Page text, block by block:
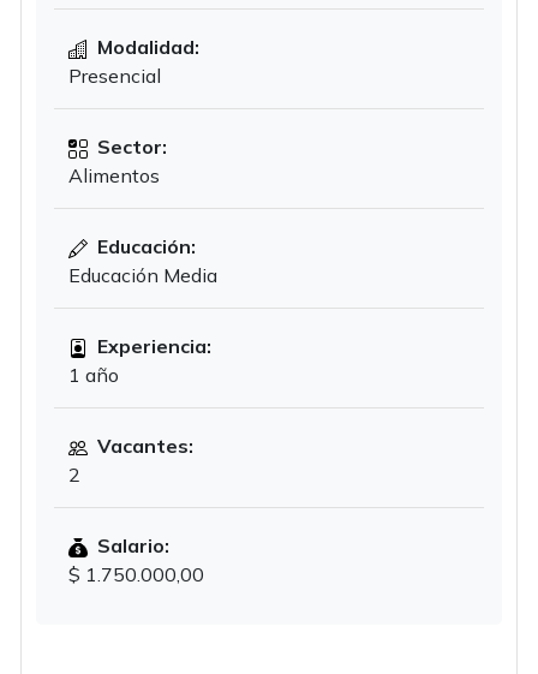
Modalidad:
Presencial
Sector:
Alimentos
Educación:
Educación Media
Experiencia:
1 año
Vacantes:
2
Salario:
$ 1.750.000,00